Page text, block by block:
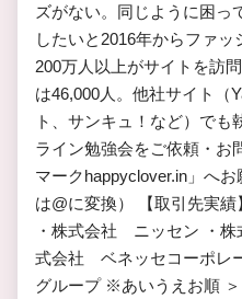
ズがない。同じように困っ
したいと2016年からファ
200万人以上がサイトを訪
は46,000人。他社サイト（
ト、サンキュ！など）でも
ライン勉強会をご依頼・お
マークhappyclover.in」へ
は@に変換） 【取引先実
・株式会社 ニッセン ・
式会社 ベネッセコーポレ
グループ ※あいうえお順 ＞